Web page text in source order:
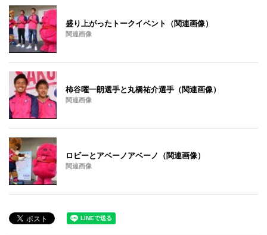
盛り上がったトークイベント（関連画像）
関連画像
柿谷曜一朗選手と丸橋祐介選手（関連画像）
関連画像
ロビーとアベーノアベーノ（関連画像）
関連画像